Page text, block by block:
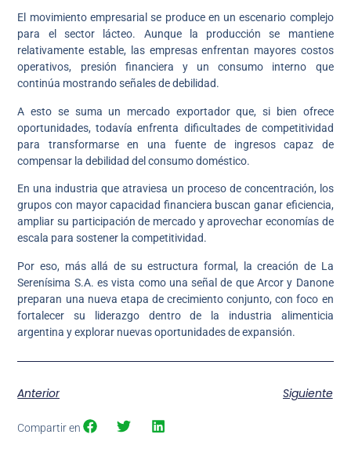
El movimiento empresarial se produce en un escenario complejo
para el sector lácteo. Aunque la producción se mantiene
relativamente estable, las empresas enfrentan mayores costos
operativos, presión financiera y un consumo interno que
continúa mostrando señales de debilidad.
A esto se suma un mercado exportador que, si bien ofrece
oportunidades, todavía enfrenta dificultades de competitividad
para transformarse en una fuente de ingresos capaz de
compensar la debilidad del consumo doméstico.
En una industria que atraviesa un proceso de concentración, los
grupos con mayor capacidad financiera buscan ganar eficiencia,
ampliar su participación de mercado y aprovechar economías de
escala para sostener la competitividad.
Por eso, más allá de su estructura formal, la creación de La
Serenísima S.A. es vista como una señal de que Arcor y Danone
preparan una nueva etapa de crecimiento conjunto, con foco en
fortalecer su liderazgo dentro de la industria alimenticia
argentina y explorar nuevas oportunidades de expansión.
Anterior Siguiente
Compartir en